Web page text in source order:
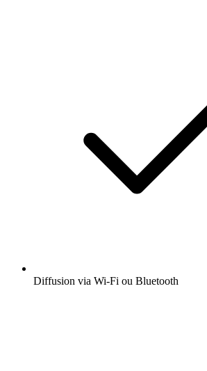
Diffusion via Wi-Fi ou Bluetooth